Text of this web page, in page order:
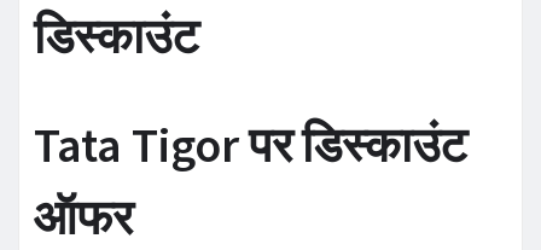
डिस्काउंट
Tata Tigor पर डिस्काउंट
ऑफर